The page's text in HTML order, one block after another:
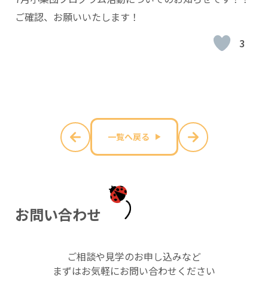
ご確認、お願いいたします！
3
一覧へ戻る
お問い合わせ
ご相談や見学のお申し込みなど
まずはお気軽にお問い合わせください